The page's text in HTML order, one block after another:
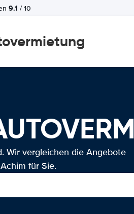
9.1 / 10
Wir vergleichen die Angebote
für Sie.